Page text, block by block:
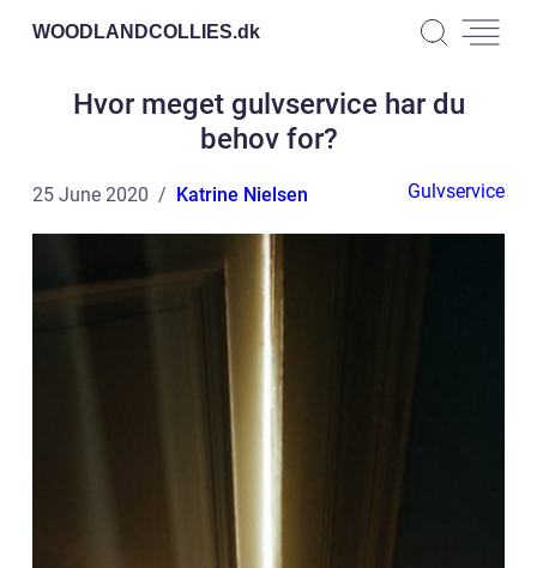
WOODLANDCOLLIES.dk
Hvor meget gulvservice har du
behov for?
25 June 2020 Katrine Nielsen Gulvservice